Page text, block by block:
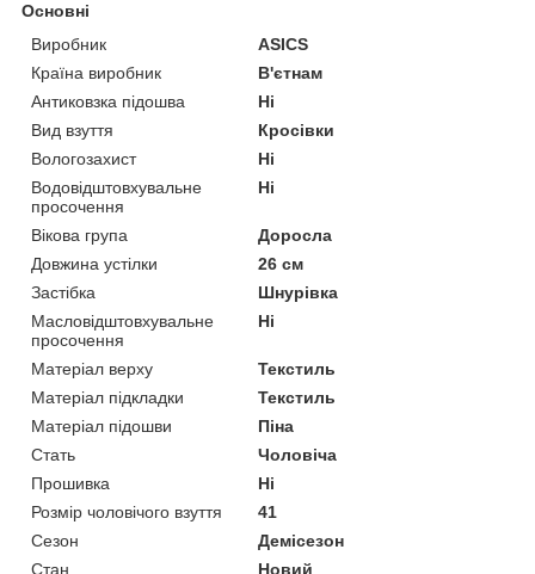
Основні
Виробник
ASICS
Країна виробник
В'єтнам
Антиковзка підошва
Ні
Вид взуття
Кросівки
Вологозахист
Ні
Водовідштовхувальне
просочення
Ні
Вікова група
Доросла
Довжина устілки
26 см
Застібка
Шнурівка
Масловідштовхувальне
просочення
Ні
Матеріал верху
Текстиль
Матеріал підкладки
Текстиль
Матеріал підошви
Піна
Стать
Чоловіча
Прошивка
Ні
Розмір чоловічого взуття
41
Сезон
Демісезон
Стан
Новий